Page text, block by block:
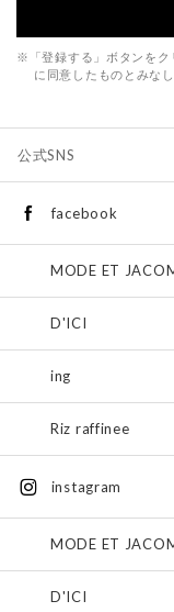
※「登録する」ボタンをク
に同意したものとみな
公式SNS
facebook
MODE ET
D'ICI
ing
Riz raffinee
instagram
MODE ET
D'ICI